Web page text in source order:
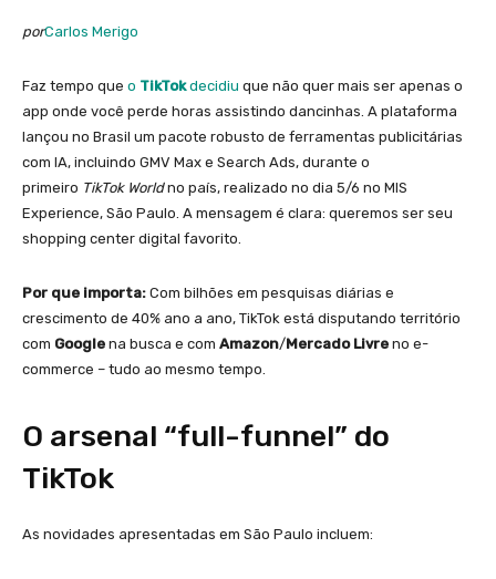
porCarlos Merigo
Faz tempo que o TikTokdecidiu que não quer mais ser apenas o
app onde você perde horas assistindo dancinhas. A plataforma
lançou no Brasil um pacote robusto de ferramentas publicitárias
com IA, incluindo GMV Max e Search Ads, durante o
primeiro TikTok Worldno país, realizado no dia 5/6 no MIS
Experience, São Paulo. A mensagem é clara: queremos ser seu
shopping center digital favorito.
Por que importa: Com bilhões em pesquisas diárias e
crescimento de 40% ano a ano, TikTok está disputando território
com Google na busca e com Amazon/Mercado Livre no e-
commerce – tudo ao mesmo tempo.
O arsenal “full-funnel” do
TikTok
As novidades apresentadas em São Paulo incluem: